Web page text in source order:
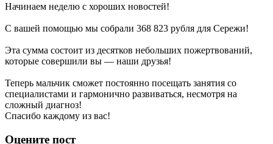
Начинаем неделю с хороших новостей!
С вашей помощью мы собрали 368 823 рубля для Сережи!
Эта сумма состоит из десятков небольших пожертвований,
которые совершили вы — наши друзья!
Теперь мальчик сможет постоянно посещать занятия со
специалистами и гармонично развиваться, несмотря на
сложный диагноз!
Спасибо каждому из вас!
Оцените пост